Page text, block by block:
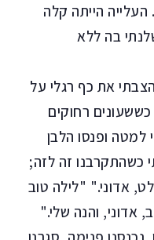
הייתה קלה
בה ללא
את כף רגלי על
רחוקים
ופנסו הלבן
כשהתקרבנו זה לזה;
אדוני." "לילה טוב
אדוני, והנה שלי."